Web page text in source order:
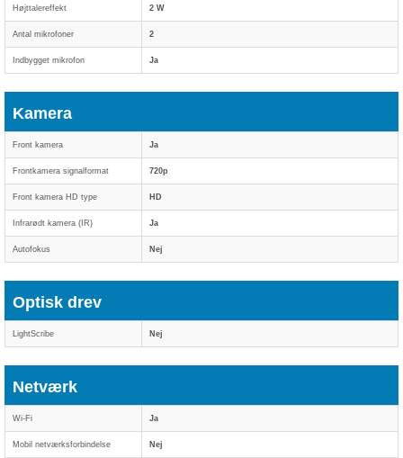
Højttalereffekt 2 W
Antal mikrofoner 2
Indbygget mikrofon Ja
Kamera
Front kamera Ja
Frontkamera signalformat 720p
Front kamera HD type HD
Infrarødt kamera (IR) Ja
Autofokus Nej
Optisk drev
LightScribe Nej
Netværk
Wi-Fi Ja
Mobil netværksforbindelse Nej